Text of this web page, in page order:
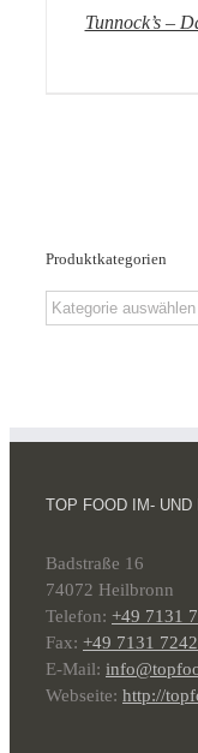
Tunnock’s –
Produktkategorien
TOP FOOD IM-
Badstraße 16
74072 Heilbronn
Telefon: +49 7131
Fax: +49 7131
E-Mail:
Webseite: http://